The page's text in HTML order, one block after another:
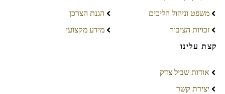
משפט וניהול הליכים
זכויות הציבור
הגנת הצרכן
מידע מקצועי
קצת עלינו
אודות שביל צדק
יצירת קשר